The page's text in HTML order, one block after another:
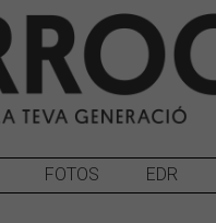
FOTOS EDR